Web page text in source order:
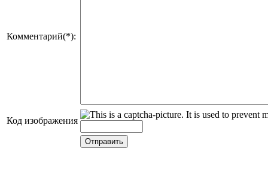
Комментарий(*):
Код изображения